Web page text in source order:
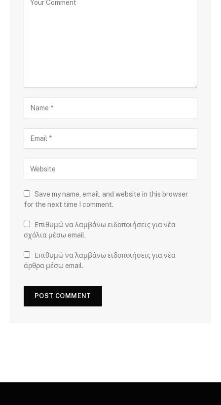
Save my name, email, and website in this browser
for the next time I comment.
Επιθυμώ να λαμβάνω ειδοποιήσεις για νέα
σχόλια μέσω email.
Επιθυμώ να λαμβάνω ειδοποιήσεις για νέα
άρθρα μέσω email.